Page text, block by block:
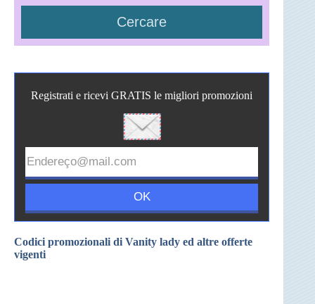
Registrati e ricevi GRATIS le migliori promozioni
Codici promozionali di Vanity lady ed altre offerte
vigenti